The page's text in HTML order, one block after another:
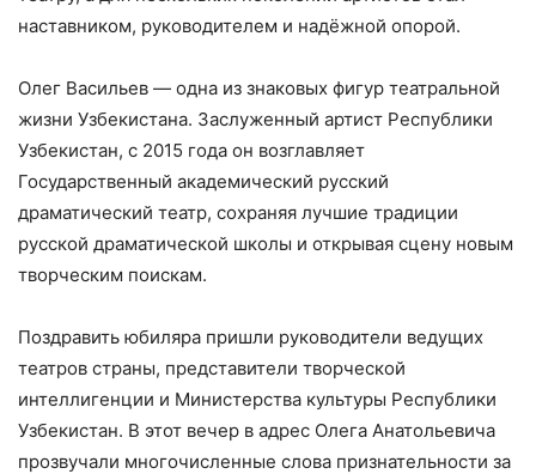
наставником, руководителем и надёжной опорой.
Олег Васильев — одна из знаковых фигур театральной
жизни Узбекистана. Заслуженный артист Республики
Узбекистан, с 2015 года он возглавляет
Государственный академический русский
драматический театр, сохраняя лучшие традиции
русской драматической школы и открывая сцену новым
творческим поискам.
Поздравить юбиляра пришли руководители ведущих
театров страны, представители творческой
интеллигенции и Министерства культуры Республики
Узбекистан. В этот вечер в адрес Олега Анатольевича
прозвучали многочисленные слова признательности за